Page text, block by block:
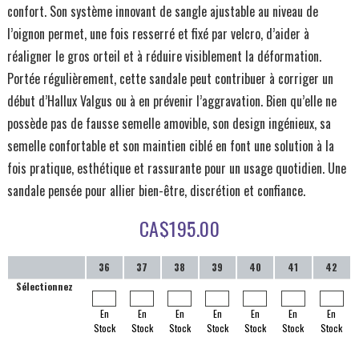
confort. Son système innovant de sangle ajustable au niveau de
l’oignon permet, une fois resserré et fixé par velcro, d’aider à
réaligner le gros orteil et à réduire visiblement la déformation.
Portée régulièrement, cette sandale peut contribuer à corriger un
début d’Hallux Valgus ou à en prévenir l’aggravation. Bien qu’elle ne
possède pas de fausse semelle amovible, son design ingénieux, sa
semelle confortable et son maintien ciblé en font une solution à la
fois pratique, esthétique et rassurante pour un usage quotidien. Une
sandale pensée pour allier bien-être, discrétion et confiance.
CA$195.00
36 37 38 39 40 41
42
Sélectionnez
En
Stock
En
Stock
En
Stock
En
Stock
En
Stock
En
Stock
En
Stock